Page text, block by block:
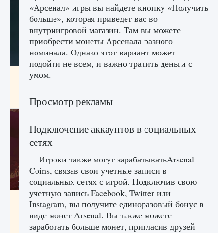
Как проверить статус сервера Delta Force
9 августа 2024 1 286
Как приручить существ джунглей Нари в
игре Creatures of Ava
9 августа 2024
«Арсенал» игры вы найдете кнопку «Получить
больше», которая приведет вас во
внутриигровой магазин. Там вы можете
приобрести монеты Арсенала разного
номинала. Однако этот вариант может
подойти не всем, и важно тратить деньги с
умом.
Просмотр рекламы
Подключение аккаунтов в социальных
сетях
Игроки также могут зарабатыватьArsenal
Coins, связав свои учетные записи в
социальных сетях с игрой. Подключив свою
учетную запись Facebook, Twitter или
Instagram, вы получите единоразовый бонус в
виде монет Arsenal. Вы также можете
заработать больше монет, пригласив друзей